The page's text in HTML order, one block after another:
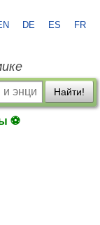
DE ES FR
Найти!
⚽